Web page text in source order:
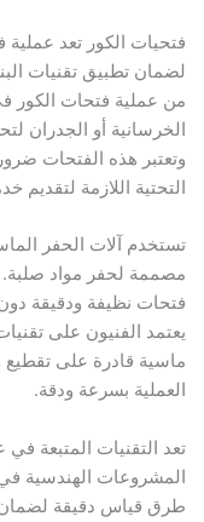
الكور تعد عملية فنية
تطبيق تقنيات البناء
فتحات الكور في
أو الجدران لتحسين
هذه الفتحات ضرورية
اللازمة لتقديم خدمات
آلات الحفر الماسية
لحفر مواد صلبة. تتميز
نظيفة ودقيقة دون
الفنيون على تقنيات
قادرة على تقطيع
بسرعة ودقة.
المتبعة في
الهندسية في
دقيقة لضمان تنفيذ